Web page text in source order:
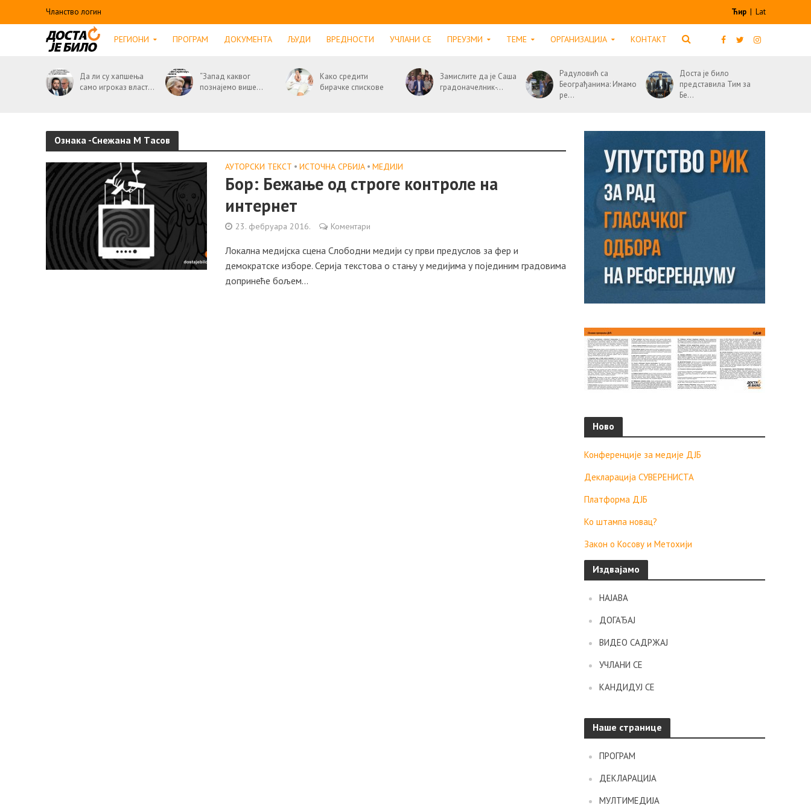
Чланство логин Ћир | Lat
РЕГИОНИ ПРОГРАМ ДОКУМЕНТА ЉУДИ ВРЕДНОСТИ УЧЛАНИ СЕ ПРЕУЗМИ ТЕМЕ ОРГАНИЗАЦИЈА КОНТАКТ
Да ли су хапшења
само игроказ власт...
“Запад каквог
познајемо више...
Како средити
бирачке спискове
Замислите да је Саша
градоначелник-...
Радуловић са
Београђанима: Имамо
ре...
Доста је било
представила Тим за
Бе...
Ознака -Снежaнa М Тaсов
АУТОРСКИ ТЕКСТ • ИСТОЧНА СРБИЈА • МЕДИЈИ
Бор: Бежање од строге контроле нa
интернет
23. фебруара 2016. Коментари
Локална медијска сцена Слободни медији су први предуслов за фер и
демократске изборе. Серија текстова о стању у медијима у појединим градовима
допринеће бољем...
Ново
Конференције за медије ДЈБ
Декларација СУВЕРЕНИСТА
Платформа ДЈБ
Ко штампа новац?
Закон о Косову и Метохији
Издвајамо
НАЈАВА
ДОГАЂАЈ
ВИДЕО САДРЖАЈ
УЧЛАНИ СЕ
КАНДИДУЈ СЕ
Наше странице
ПРОГРАМ
ДЕКЛАРАЦИЈА
МУЛТИМЕДИЈА